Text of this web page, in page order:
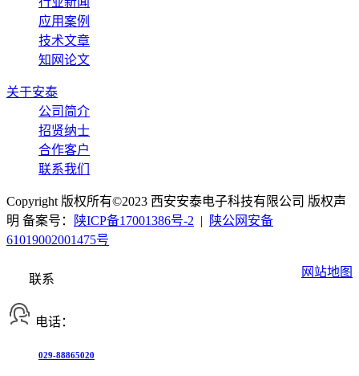
应用案例
技术文章
知网论文
关于安泰
公司简介
招贤纳士
合作客户
联系我们
Copyright 版权所有©2023 西安安泰电子科技有限公司 版权声
明 备案号：
陕ICP备17001386号-2 |
陕公网安备
61019002001475号
网站地图
联系
电话：
029-88865020